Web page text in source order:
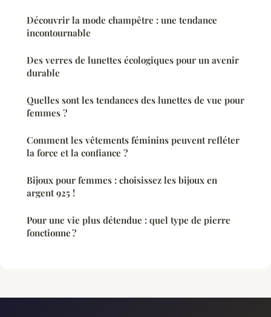
Découvrir la mode champêtre : une tendance
incontournable
Des verres de lunettes écologiques pour un avenir
durable
Quelles sont les tendances des lunettes de vue pour
femmes ?
Comment les vêtements féminins peuvent refléter
la force et la confiance ?
Bijoux pour femmes : choisissez les bijoux en
argent 925 !
Pour une vie plus détendue : quel type de pierre
fonctionne ?